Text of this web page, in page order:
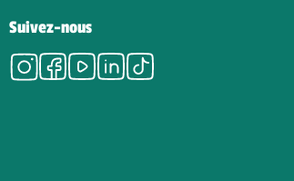
Suivez-nous
Instagram
Facebook
Youtube
LinkedIn
Tiktok